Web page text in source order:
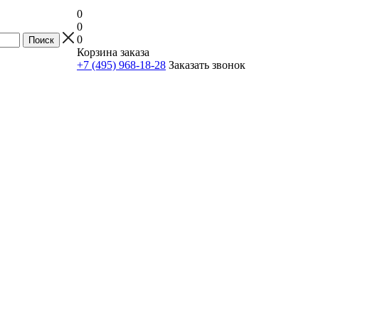
0
0
0
Корзина заказа
+7 (495) 968-18-28 Заказать звонок